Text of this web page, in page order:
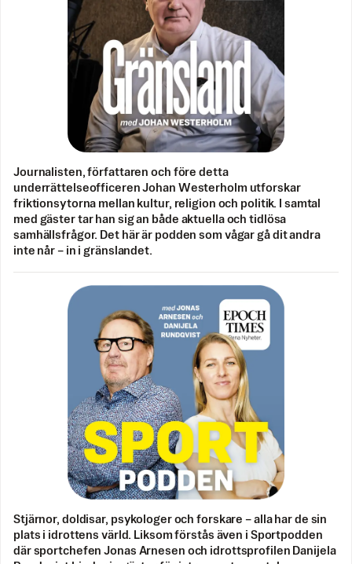
Journalisten, författaren och före detta
underrättelseofficeren Johan Westerholm utforskar
friktionsytorna mellan kultur, religion och politik. I samtal
med gäster tar han sig an både aktuella och tidlösa
samhällsfrågor. Det här är podden som vågar gå dit andra
inte når – in i gränslandet.
Stjärnor, doldisar, psykologer och forskare – alla har de sin
plats i idrottens värld. Liksom förstås även i Sportpodden
där sportchefen Jonas Arnesen och idrottsprofilen Danijela